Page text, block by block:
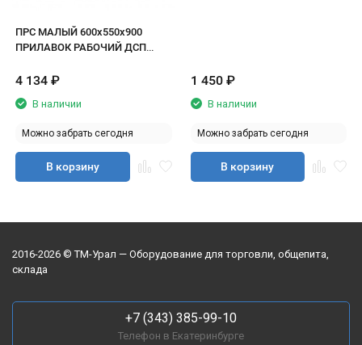
ПРС МАЛЫЙ 600х550х900
ПРИЛАВОК РАБОЧИЙ ДСП
4 134 ₽
В наличии
Можно забрать сегодня
В корзину
1 450 ₽
В наличии
Можно забрать сегодня
В корзину
2016-2026 © ТМ-Урал — Оборудование для торговли, общепита,
склада
+7 (343) 385-99-10
Телефон в Екатеринбурге